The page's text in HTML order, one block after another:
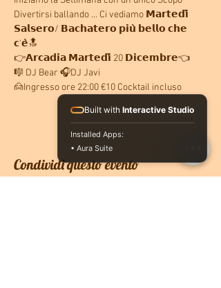
Divertirsi ballando ... Ci vediamo 𝗠𝗮𝗿𝘁𝗲𝗱𝗶̀
𝗦𝗮𝗹𝘀𝗲𝗿𝗼/ 𝗕𝗮𝗰𝗵𝗮𝘁𝗲𝗿𝗼 𝗽𝗶𝘂̀ 𝗯𝗲𝗹𝗹𝗼 𝗰𝗵𝗲
𝗰'𝗲̀🔝
👉𝗔𝗿𝗰𝗮𝗱𝗶𝗮 𝗠𝗮𝗿𝘁𝗲𝗱𝗶̀ 20 𝗗𝗶𝗰𝗲𝗺𝗯𝗿𝗲👈
🎼 DJ Bear 🎧DJ Javi
🙍Ingresso ore 22:00 €10 Cocktail incluso
Condividi questo evento
Built with Interactive Studio
Installed Apps:
• Aura Suite